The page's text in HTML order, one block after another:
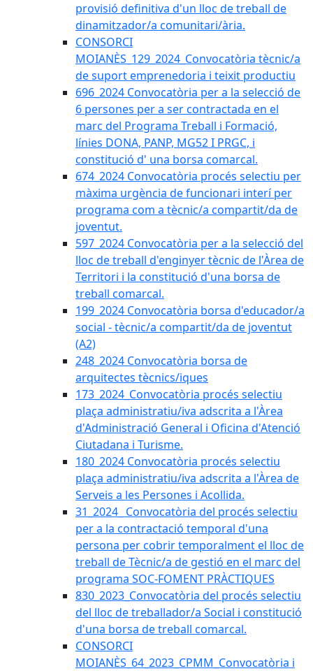
provisió definitiva d'un lloc de treball de
dinamitzador/a comunitari/ària.
CONSORCI
MOIANÈS_129_2024_Convocatòria tècnic/a
de suport emprenedoria i teixit productiu
696_2024 Convocatòria per a la selecció de
6 persones per a ser contractada en el
marc del Programa Treball i Formació,
línies DONA, PANP, MG52 I PRGC, i
constitució d' una borsa comarcal.
674_2024 Convocatòria procés selectiu per
màxima urgència de funcionari interí per
programa com a tècnic/a compartit/da de
joventut.
597_2024 Convocatòria per a la selecció del
lloc de treball d'enginyer tècnic de l'Àrea de
Territori i la constitució d'una borsa de
treball comarcal.
199_2024 Convocatòria borsa d'educador/a
social - tècnic/a compartit/da de joventut
(A2)
248_2024 Convocatòria borsa de
arquitectes tècnics/iques
173_2024_Convocatòria procés selectiu
plaça administratiu/iva adscrita a l'Àrea
d'Administració General i Oficina d'Atenció
Ciutadana i Turisme.
180_2024 Convocatòria procés selectiu
plaça administratiu/iva adscrita a l'Àrea de
Serveis a les Persones i Acollida.
31_2024_ Convocatòria del procés selectiu
per a la contractació temporal d'una
persona per cobrir temporalment el lloc de
treball de Tècnic/a de gestió en el marc del
programa SOC-FOMENT PRÀCTIQUES
830_2023_Convocatòria del procés selectiu
del lloc de treballador/a Social i constitució
d'una borsa de treball comarcal.
CONSORCI
MOIANÈS_64_2023_CPMM_Convocatòria i